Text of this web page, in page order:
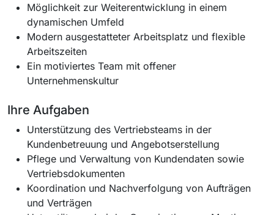
Möglichkeit zur Weiterentwicklung in einem
dynamischen Umfeld
Modern ausgestatteter Arbeitsplatz und flexible
Arbeitszeiten
Ein motiviertes Team mit offener
Unternehmenskultur
Ihre Aufgaben
Unterstützung des Vertriebsteams in der
Kundenbetreuung und Angebotserstellung
Pflege und Verwaltung von Kundendaten sowie
Vertriebsdokumenten
Koordination und Nachverfolgung von Aufträgen
und Verträgen